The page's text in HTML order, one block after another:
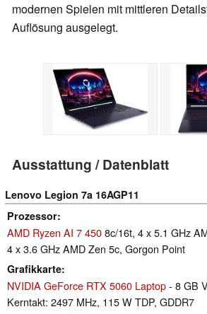
modernen Spielen mit mittleren
Auflösung ausgelegt.
Ausstattung / Datenblatt
Lenovo Legion 7a 16AGP11
Prozessor
AMD Ryzen AI 7 4508c/16t, 4 x 5.1 GHz
4 x 3.6 GHz AMD Zen 5c, Gorgon Point
Grafikkarte
NVIDIA GeForce RTX 5060 Laptop- 8 GB
Kerntakt: 2497 MHz, 115 W TDP, GDDR7